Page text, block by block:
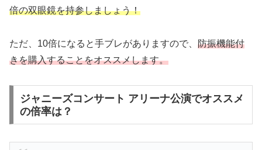
倍の双眼鏡を持参しましょう！
ただ、10倍になると手ブレがありますので、 防振機能付
きを購入することをオススメします。
ジャニーズコンサート アリーナ公演でオススメ
の倍率は？